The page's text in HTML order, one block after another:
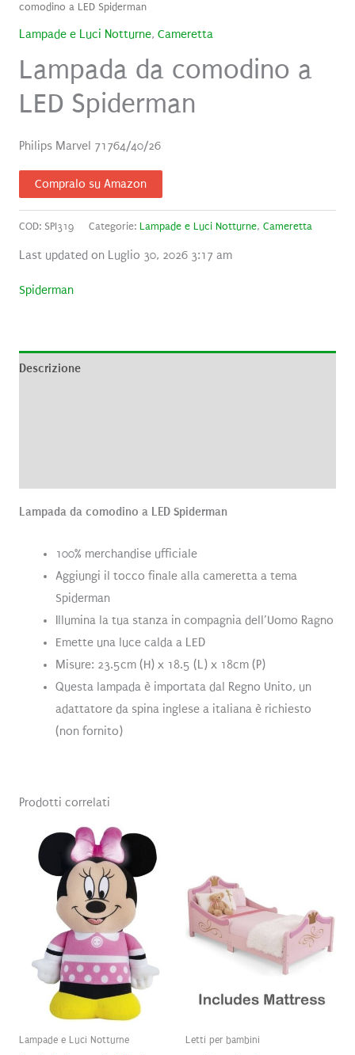
comodino a LED Spiderman
Lampade e Luci Notturne, Cameretta
Lampada da comodino a
LED Spiderman
Philips Marvel 71764/40/26
Compralo su Amazon
COD: SPI319 Categorie: Lampade e Luci Notturne, Cameretta
Last updated on Luglio 30, 2026 3:17 am
Spiderman
Descrizione
Lampada da comodino a LED Spiderman
100% merchandise ufficiale
Aggiungi il tocco finale alla cameretta a tema
Spiderman
Illumina la tua stanza in compagnia dell’Uomo Ragno
Emette una luce calda a LED
Misure: 23.5cm (H) x 18.5 (L) x 18cm (P)
Questa lampada è importata dal Regno Unito, un
adattatore da spina inglese a italiana è richiesto
(non fornito)
Prodotti correlati
Lampade e Luci Notturne Letti per bambini